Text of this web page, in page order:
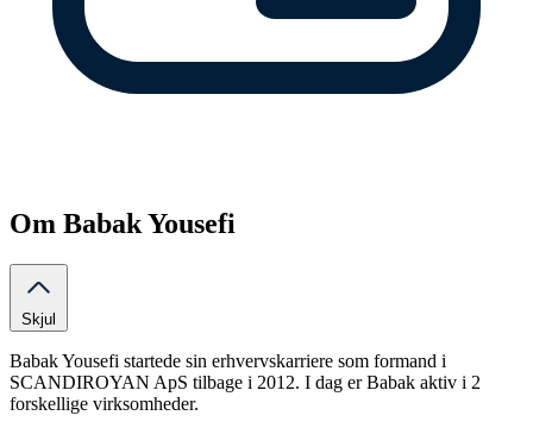
Om Babak Yousefi
Skjul
Babak Yousefi startede sin erhvervskarriere som formand i
SCANDIROYAN ApS tilbage i 2012. I dag er Babak aktiv i 2
forskellige virksomheder.